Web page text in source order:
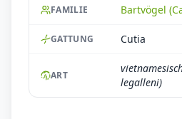
FAMILIE Bartvögel
GATTUNG Cutia
ART
legalleni)